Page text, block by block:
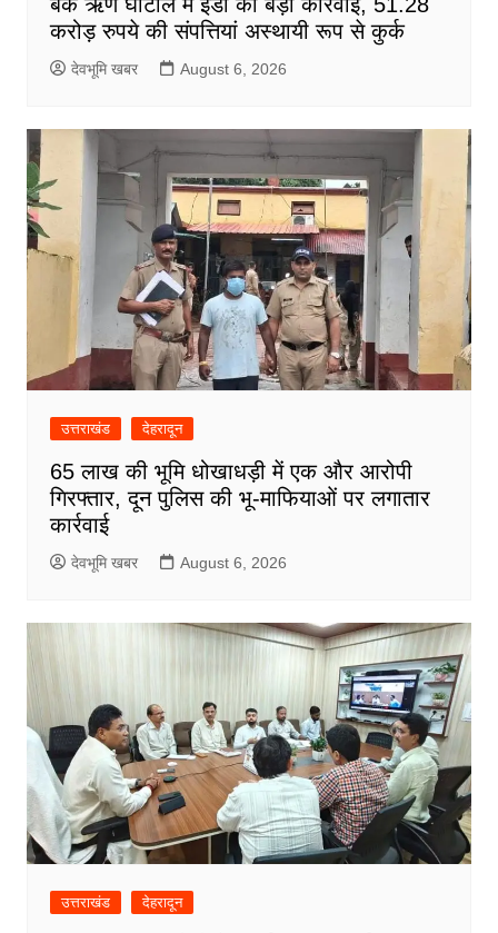
करोड़ रुपये की संपत्तियां अस्थायी रूप से कुर्क
देवभूमि खबर August 6, 2026
उत्तराखंड देहरादून
65 लाख की भूमि धोखाधड़ी में एक और आरोपी
गिरफ्तार, दून पुलिस की भू-माफियाओं पर लगातार
कार्रवाई
देवभूमि खबर August 6, 2026
उत्तराखंड देहरादून